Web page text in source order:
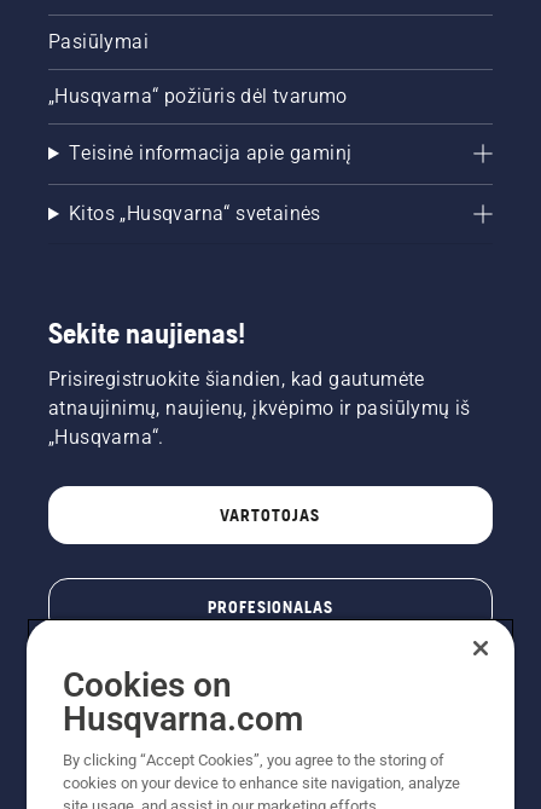
Pasiūlymai
„Husqvarna“ požiūris dėl tvarumo
Teisinė informacija apie gaminį
Kitos „Husqvarna“ svetainės
Sekite naujienas!
Prisiregistruokite šiandien, kad gautumėte
atnaujinimų, naujienų, įkvėpimo ir pasiūlymų iš
„Husqvarna“.
VARTOTOJAS
PROFESIONALAS
Cookies on
Husqvarna.com
By clicking “Accept Cookies”, you agree to the storing of
cookies on your device to enhance site navigation, analyze